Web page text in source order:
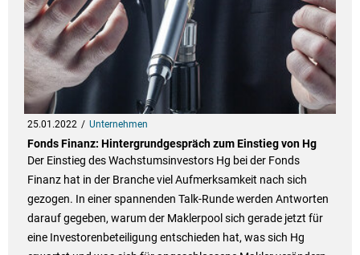
25.01.2022 Unternehmen
Fonds Finanz: Hintergrundgespräch zum Einstieg von Hg
Der Einstieg des Wachstumsinvestors Hg bei der Fonds
Finanz hat in der Branche viel Aufmerksamkeit nach sich
gezogen. In einer spannenden Talk-Runde werden Antworten
darauf gegeben, warum der Maklerpool sich gerade jetzt für
eine Investorenbeteiligung entschieden hat, was sich Hg